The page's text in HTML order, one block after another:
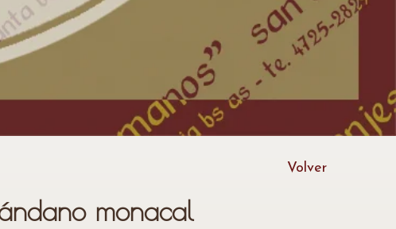
Volver
monacal